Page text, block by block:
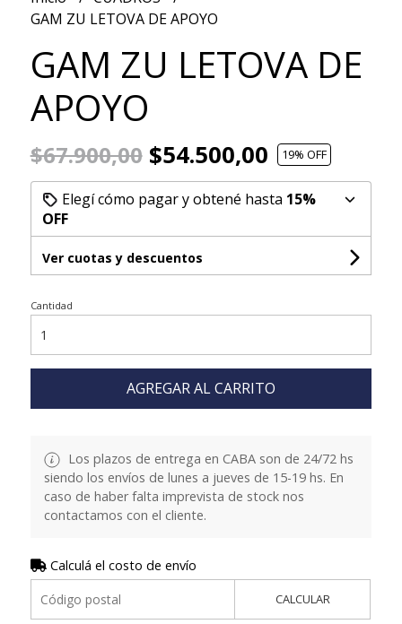
GAM ZU LETOVA DE APOYO
GAM ZU LETOVA DE
APOYO
$67.900,00$54.500,00 19% OFF
Elegí cómo pagar y obtené hasta 15%
OFF
Ver cuotas y descuentos
Cantidad
AGREGAR AL CARRITO
Los plazos de entrega en CABA son de 24/72 hs
siendo los envíos de lunes a jueves de 15-19 hs. En
caso de haber falta imprevista de stock nos
contactamos con el cliente.
Calculá el costo de envío
CALCULAR